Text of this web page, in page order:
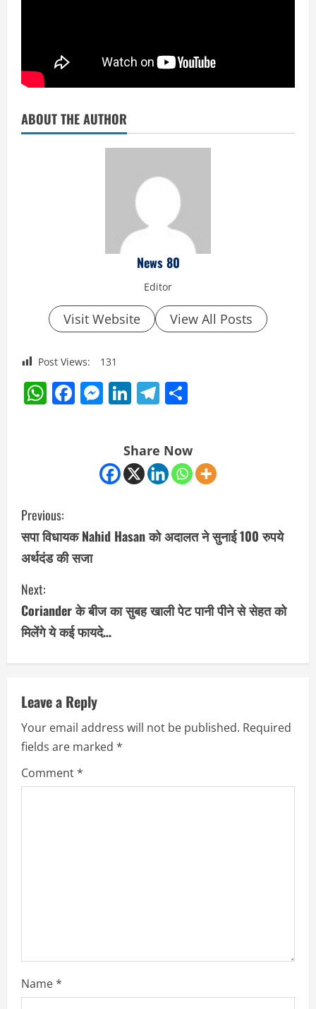
ABOUT THE AUTHOR
News 80
Editor
Visit Website View All Posts
Post Views: 131
WhatsApp
Facebook
Messenger
LinkedIn
Telegram
Share Now
C
o
n
t
i
n
e
R
e
Previous:
सपा विधायक Nahid Hasan को अदालत ने सुनाई 100 रुपये
अर्थदंड की सजा
Next:
Coriander के बीज का सुबह खाली पेट पानी पीने से सेहत को
मिलेंगे ये कई फायदे…
Leave a Reply
Your email address will not be published. Required
fields are marked *
Comment*
Name*